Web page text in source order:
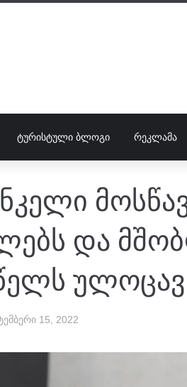
ᲢᲣᲠᲘᲡᲢᲣᲚᲘ ᲑᲚᲝᲒᲘ ᲠᲔᲙᲚᲐᲛᲐ
და
15, 2022